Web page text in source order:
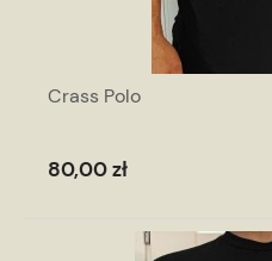
Crass Polo
80,00 zł